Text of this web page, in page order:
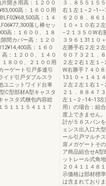
片開き用高：１２００
高：１６００用
高：１４
落し棒セッ
高：１６００、１８
間カバー高：１２０
高：１６０
：１２００、１４０
８００、２１００用
ーゲート引戸多連引
イド引戸ダブルスラ
ユニットワイド台車
C型部材A型キャスタ
ャスタ式梱包内容総
５１１１５４１１７
３．８５５１５
右１左１−２
６２０８．８６
１０＋１０右２
−２１３５０W右
３９６１31１０
左勝手右２左２
６０７３２１．
２左２右１左１
W右勝手７４０
13１０＋１４１
２左２左１右１
２１．８８４７
左１−２−14−13
用）の場合：組
度上できません
計が５６スパン
ェンス出入口大
ール引戸マルチ
扉メガゲートそ
ア商品組合せA
ットレール式角
２０４１１４８
示価格は部材標
は含まれており